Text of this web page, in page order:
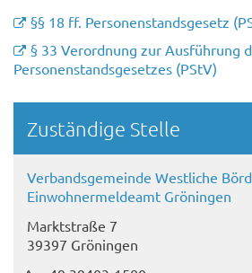
§§ 18 ff. Personenstandsgesetz
§ 33 Verordnung zur Ausführung
Personenstandsgesetzes (PStV)
Randspalte
Zuständige Stelle
Verbandsgemeinde Westliche
Einwohnermeldeamt Gröningen
Marktstraße 7
39397 Gröningen